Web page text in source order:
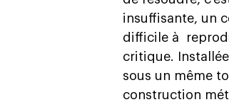
insuffisante, un
difficile à
critique.
sous un même
construction